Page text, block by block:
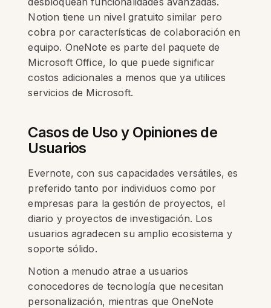
Notion tiene un nivel gratuito similar pero
cobra por características de colaboración en
equipo. OneNote es parte del paquete de
Microsoft Office, lo que puede significar
costos adicionales a menos que ya utilices
servicios de Microsoft.
Casos de Uso y Opiniones de
Usuarios
Evernote, con sus capacidades versátiles, es
preferido tanto por individuos como por
empresas para la gestión de proyectos, el
diario y proyectos de investigación. Los
usuarios agradecen su amplio ecosistema y
soporte sólido.
Notion a menudo atrae a usuarios
conocedores de tecnología que necesitan
personalización, mientras que OneNote